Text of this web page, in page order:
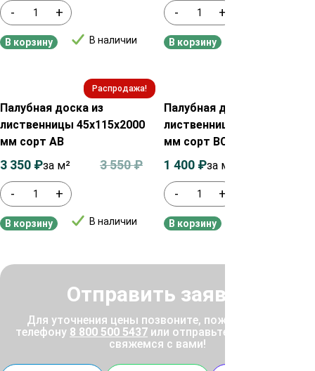
- +
В наличии
В корзину
- +
В корзину
Распродажа!
Палубная доска из
лиственницы 45х115х2000
мм сорт АВ
- +
В наличии
3 550₽
3 350 ₽за м²
В корзину
Палубная доска из
лиственницы 28х90х2000
мм сорт ВС
- +
1 400 ₽за м²
В корзину
Отправить заявку
Для уточнения цены позвоните, пожалуйста, по
телефону 8 800 500 5437 или отправьте заявку, и мы
свяжемся с вами!